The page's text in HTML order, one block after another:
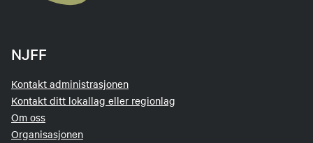
NJFF
Kontakt administrasjonen
Kontakt ditt lokallag eller regionlag
Om oss
Organisasjonen